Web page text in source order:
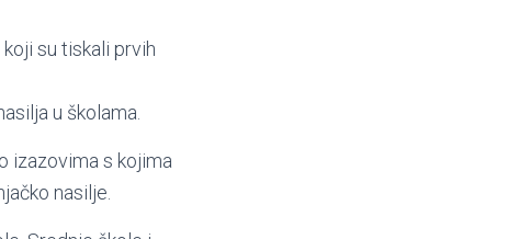
su tiskali prvih
u školama.
izazovima s kojima
nasilje.